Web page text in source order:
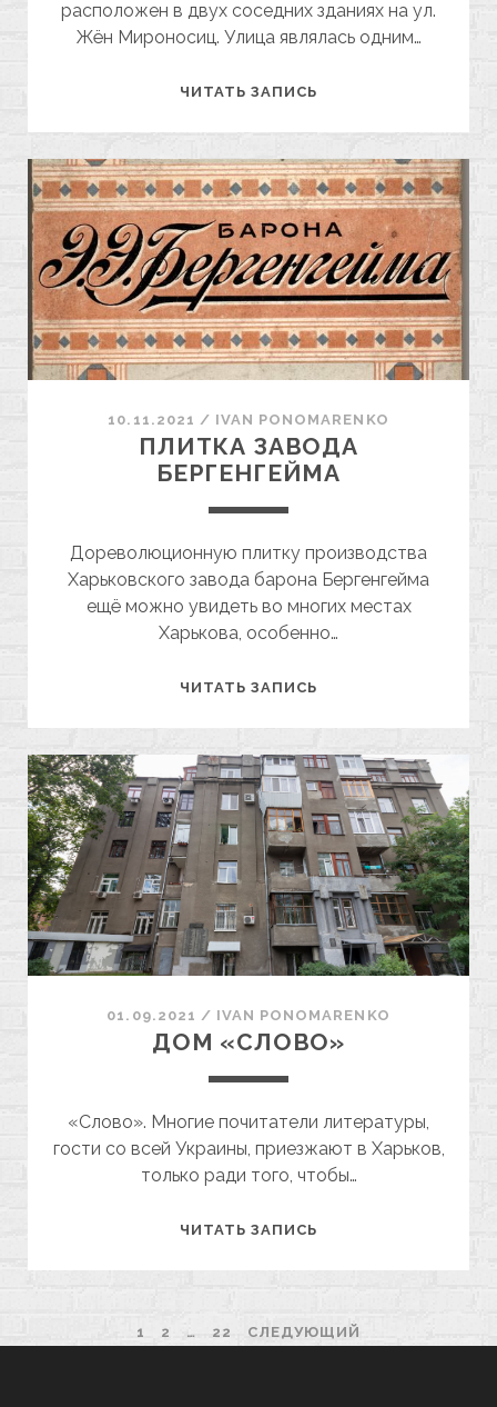
расположен в двух соседних зданиях на ул.
Жён Мироносиц. Улица являлась одним…
ЧИТАТЬ ЗАПИСЬ
10.11.2021 / ІVAN PONOMARENKO
ПЛИТКА ЗАВОДА
БЕРГЕНГЕЙМА
Дореволюционную плитку производства
Харьковского завода барона Бергенгейма
ещё можно увидеть во многих местах
Харькова, особенно…
ЧИТАТЬ ЗАПИСЬ
01.09.2021 / ІVAN PONOMARENKO
ДОМ «СЛОВО»
«Слово». Многие почитатели литературы,
гости со всей Украины, приезжают в Харьков,
только ради того, чтобы…
ЧИТАТЬ ЗАПИСЬ
ПАГИНАЦИЯ
1 2 … 22 СЛЕДУЮЩИЙ